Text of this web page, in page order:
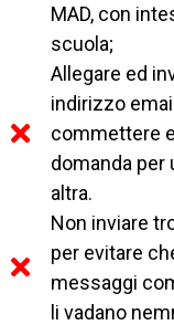
MAD, con
scuola;
Allegare ed
indirizzo
commettere
domanda per
altra.
Non inviare
per evitare
messaggi
li vadano